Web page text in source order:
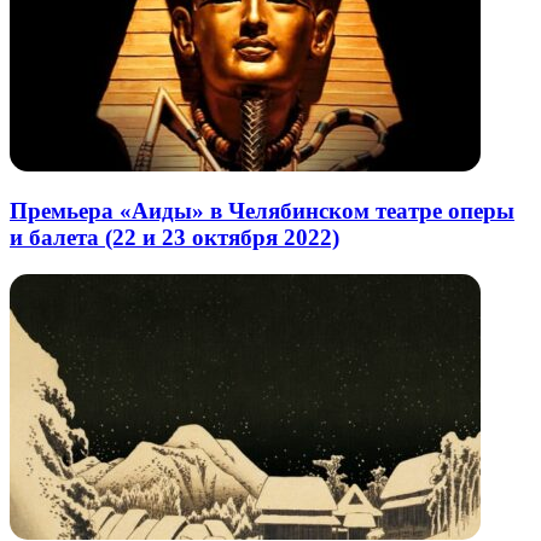
Премьера «Аиды» в Челябинском театре оперы
и балета (22 и 23 октября 2022)